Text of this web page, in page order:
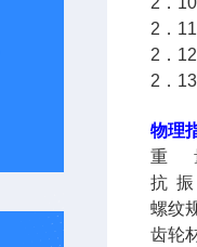
2．
2．
2．
物理
重
抗 振
螺纹
齿轮